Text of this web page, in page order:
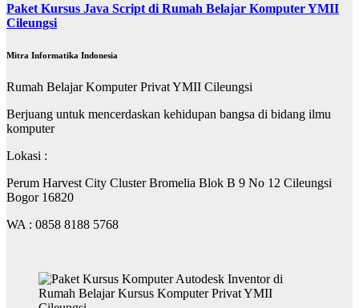
Paket Kursus Java Script di Rumah Belajar Komputer YMII
Cileungsi
Mitra Informatika Indonesia
Rumah Belajar Komputer Privat YMII Cileungsi
Berjuang untuk mencerdaskan kehidupan bangsa di bidang ilmu
komputer
Lokasi :
Perum Harvest City Cluster Bromelia Blok B 9 No 12 Cileungsi
Bogor 16820
WA : 0858 8188 5768